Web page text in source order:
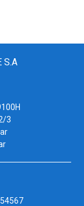
S.A
3